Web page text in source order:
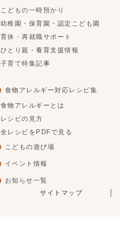
こどもの一時預かり
幼稚園・保育園・認定こども園
育休・再就職サポート
ひとり親・養育支援情報
子育て特集記事
食物アレルギー対応レシピ集
食物アレルギーとは
レシピの見方
全レシピをPDFで見る
こどもの遊び場
イベント情報
お知らせ一覧
サイトマップ